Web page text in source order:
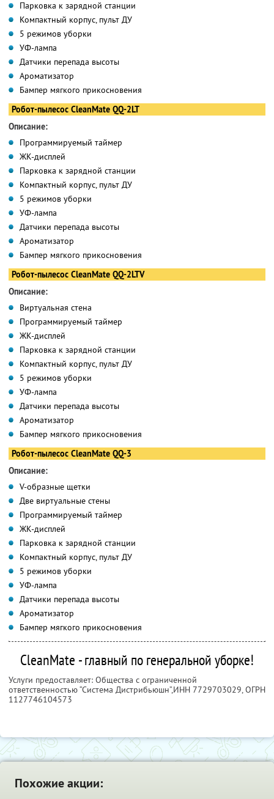
Парковка к зарядной станции
Компактный корпус, пульт ДУ
5 режимов уборки
УФ-лампа
Датчики перепада высоты
Ароматизатор
Бампер мягкого прикосновения
Робот-пылесос CleanMate QQ-2LT
Описание:
Программируемый таймер
ЖК-дисплей
Парковка к зарядной станции
Компактный корпус, пульт ДУ
5 режимов уборки
УФ-лампа
Датчики перепада высоты
Ароматизатор
Бампер мягкого прикосновения
Робот-пылесос CleanMate QQ-2LTV
Описание:
Виртуальная стена
Программируемый таймер
ЖК-дисплей
Парковка к зарядной станции
Компактный корпус, пульт ДУ
5 режимов уборки
УФ-лампа
Датчики перепада высоты
Ароматизатор
Бампер мягкого прикосновения
Робот-пылесос CleanMate QQ-3
Описание:
V-образные щетки
Две виртуальные стены
Программируемый таймер
ЖК-дисплей
Парковка к зарядной станции
Компактный корпус, пульт ДУ
5 режимов уборки
УФ-лампа
Датчики перепада высоты
Ароматизатор
Бампер мягкого прикосновения
CleanMate - главный по генеральной уборке!
Услуги предоставляет: Общества с ограниченной
ответственностью “Система Дистрибьюшн”,ИНН 7729703029, ОГРН
1127746104573
Похожие акции: